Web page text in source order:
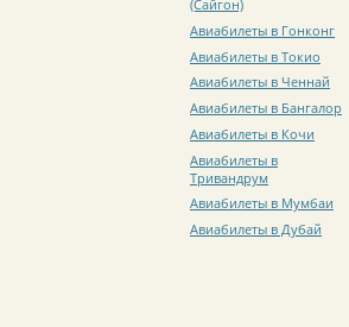
(Сайгон)
Авиабилеты в Гонконг
Авиабилеты в Токио
Авиабилеты в Ченнай
Авиабилеты в Бангалор
Авиабилеты в Кочи
Авиабилеты в
Тривандрум
Авиабилеты в Мумбаи
Авиабилеты в Дубай